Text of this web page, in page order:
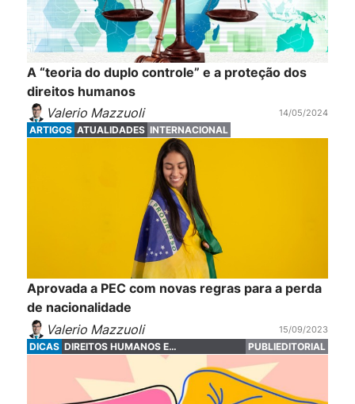
A “teoria do duplo controle” e a proteção dos
direitos humanos
Valerio Mazzuoli
14/05/2024
ARTIGOS ATUALIDADES INTERNACIONAL
Aprovada a PEC com novas regras para a perda
de nacionalidade
Valerio Mazzuoli
15/09/2023
DICAS DIREITOS HUMANOS E
FUNDAMENTAIS
PUBLIEDITORIAL